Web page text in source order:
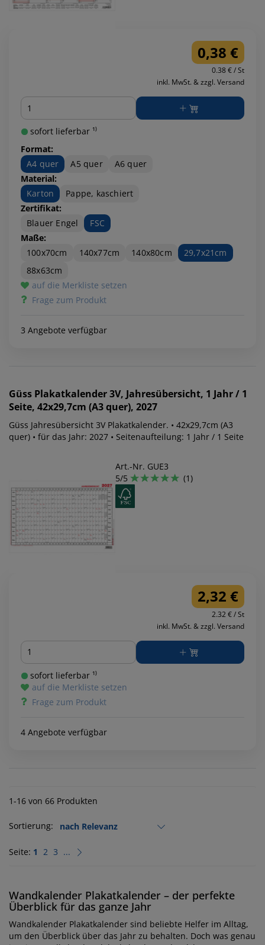
0,38 €
0.38 € / St
inkl. MwSt. & zzgl. Versand
Menge
sofort lieferbar ¹⁾
Format:
A4 quer
A5 quer
A6 quer
Material:
Karton
Pappe, kaschiert
Zertifikat:
Blauer Engel
FSC
Maße:
100x70cm
140x77cm 140x80cm
29,7x21cm
88x63cm
auf die Merkliste setzen
Frage zum Produkt
3 Angebote verfügbar
Güss Plakatkalender 3V, Jahresübersicht, 1 Jahr / 1
Seite, 42x29,7cm (A3 quer), 2027
Güss Jahresübersicht 3V Plakatkalender. • 42x29,7cm (A3
quer) • für das Jahr: 2027 • Seitenaufteilung: 1 Jahr / 1 Seite
Art.-Nr. GUE3
5/5
(1)
2,32 €
2.32 € / St
inkl. MwSt. & zzgl. Versand
Menge
sofort lieferbar ¹⁾
auf die Merkliste setzen
Frage zum Produkt
4 Angebote verfügbar
1-16 von 66 Produkten
Sortierung:
Seite: 1 2 3 ...
Wandkalender Plakatkalender – der perfekte
Überblick für das ganze Jahr
Wandkalender Plakatkalender sind beliebte Helfer im Alltag,
um den Überblick über das Jahr zu behalten. Doch was genau